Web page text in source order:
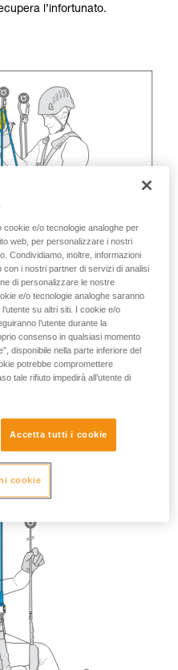
l’infortunato.
cookie e/o tecnologie analoghe per
web, per personalizzare i nostri
Condividiamo, inoltre, informazioni
con i nostri partner di servizi di analisi
di personalizzare le nostre
e/o tecnologie analoghe saranno
su altri siti. I cookie e/o
l’utente durante la
consenso in qualsiasi momento
disponibile nella parte inferiore del
potrebbe compromettere
tale rifiuto impedirà all’utente di
Accetta tutti i cookie
cookie